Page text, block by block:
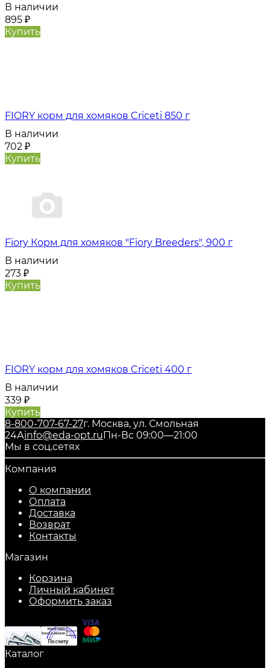
В наличии
895 ₽
Купить
FIORY корм для хомяков Criceti 850 г
В наличии
702 ₽
Купить
Fiory Корм для хомяков "Fiory Breeders", 900 г
В наличии
273 ₽
Купить
FIORY корм для хомяков Criceti 400 г
В наличии
339 ₽
Купить
8-800-707-67-27г. Москва, ул. Смольная
24Аinfo@eda-opt.ruПн-Вс 09:00—21:00
Мы в соц.сетях
Компания
О компании
Оплата
Доставка
Возврат
Контакты
Магазин
Корзина
Личный кабинет
Оформить заказ
Каталог